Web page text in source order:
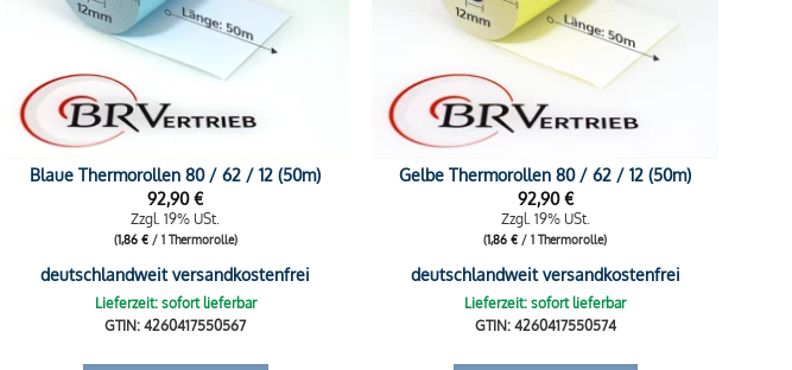
Blaue Thermorollen 80 / 62 / 12 (50m)
92,90€
Zzgl. 19% USt.
(1,86 €/ 1 Thermorolle)
deutschlandweit versandkostenfrei
Lieferzeit: sofort lieferbar
GTIN: 4260417550567
Gelbe Thermorollen 80 / 62 / 12 (50m)
92,90€
Zzgl. 19% USt.
(1,86€ / 1 Thermorolle)
deutschlandweit versandkostenfrei
Lieferzeit: sofort lieferbar
GTIN: 4260417550574